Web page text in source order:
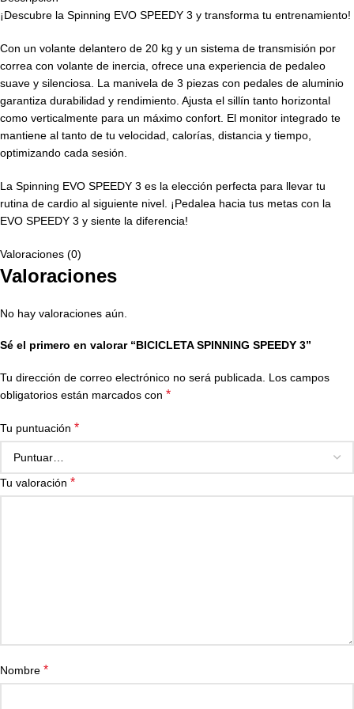
¡Descubre la Spinning EVO SPEEDY 3 y transforma tu entrenamiento!
Con un volante delantero de 20 kg y un sistema de transmisión por
correa con volante de inercia, ofrece una experiencia de pedaleo
suave y silenciosa. La manivela de 3 piezas con pedales de aluminio
garantiza durabilidad y rendimiento. Ajusta el sillín tanto horizontal
como verticalmente para un máximo confort. El monitor integrado te
mantiene al tanto de tu velocidad, calorías, distancia y tiempo,
optimizando cada sesión.
La Spinning EVO SPEEDY 3 es la elección perfecta para llevar tu
rutina de cardio al siguiente nivel. ¡Pedalea hacia tus metas con la
EVO SPEEDY 3 y siente la diferencia!
Valoraciones (0)
Valoraciones
No hay valoraciones aún.
Sé el primero en valorar “BICICLETA SPINNING SPEEDY 3”
Tu dirección de correo electrónico no será publicada.
Los campos
obligatorios están marcados con *
Tu puntuación *
Tu valoración *
Nombre *